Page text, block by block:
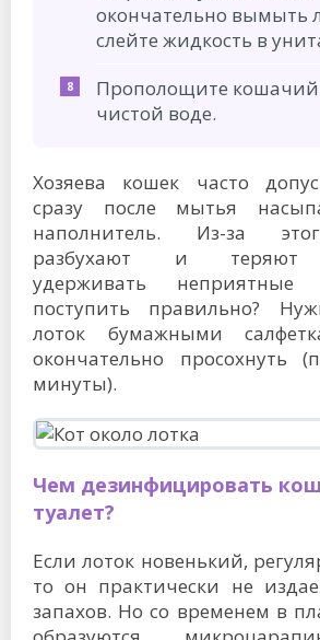
окончательно вымыть
слейте жидкость в
Прополощите кошачий
чистой воде.
Хозяева кошек часто
сразу после мытья
наполнитель. Из-за
разбухают и теряют
удерживать
поступить правильно?
лоток бумажными
окончательно просохнуть
минуты).
Чем дезинфицировать
туалет?
Если лоток новенький,
то он практически не
запахов. Но со временем в